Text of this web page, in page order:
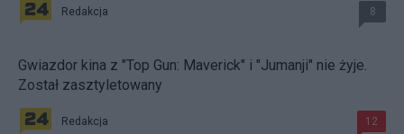
Redakcja 8
Gwiazdor kina z "Top Gun: Maverick" i "Jumanji" nie żyje.
Został zasztyletowany
Redakcja 12